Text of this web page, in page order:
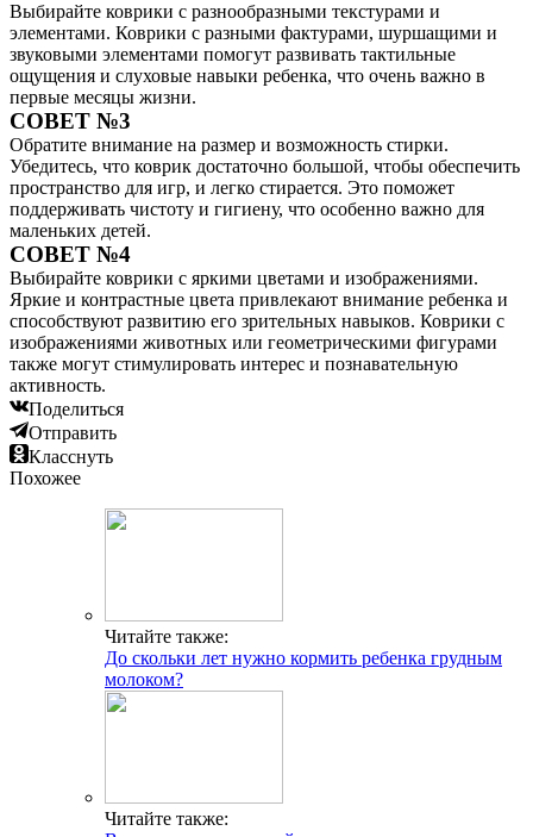
Выбирайте коврики с разнообразными текстурами и
элементами. Коврики с разными фактурами, шуршащими и
звуковыми элементами помогут развивать тактильные
ощущения и слуховые навыки ребенка, что очень важно в
первые месяцы жизни.
СОВЕТ №3
Обратите внимание на размер и возможность стирки.
Убедитесь, что коврик достаточно большой, чтобы обеспечить
пространство для игр, и легко стирается. Это поможет
поддерживать чистоту и гигиену, что особенно важно для
маленьких детей.
СОВЕТ №4
Выбирайте коврики с яркими цветами и изображениями.
Яркие и контрастные цвета привлекают внимание ребенка и
способствуют развитию его зрительных навыков. Коврики с
изображениями животных или геометрическими фигурами
также могут стимулировать интерес и познавательную
активность.
Поделиться
Отправить
Класснуть
Похожее
Читайте также:
До скольки лет нужно кормить ребенка грудным
молоком?
Читайте также: